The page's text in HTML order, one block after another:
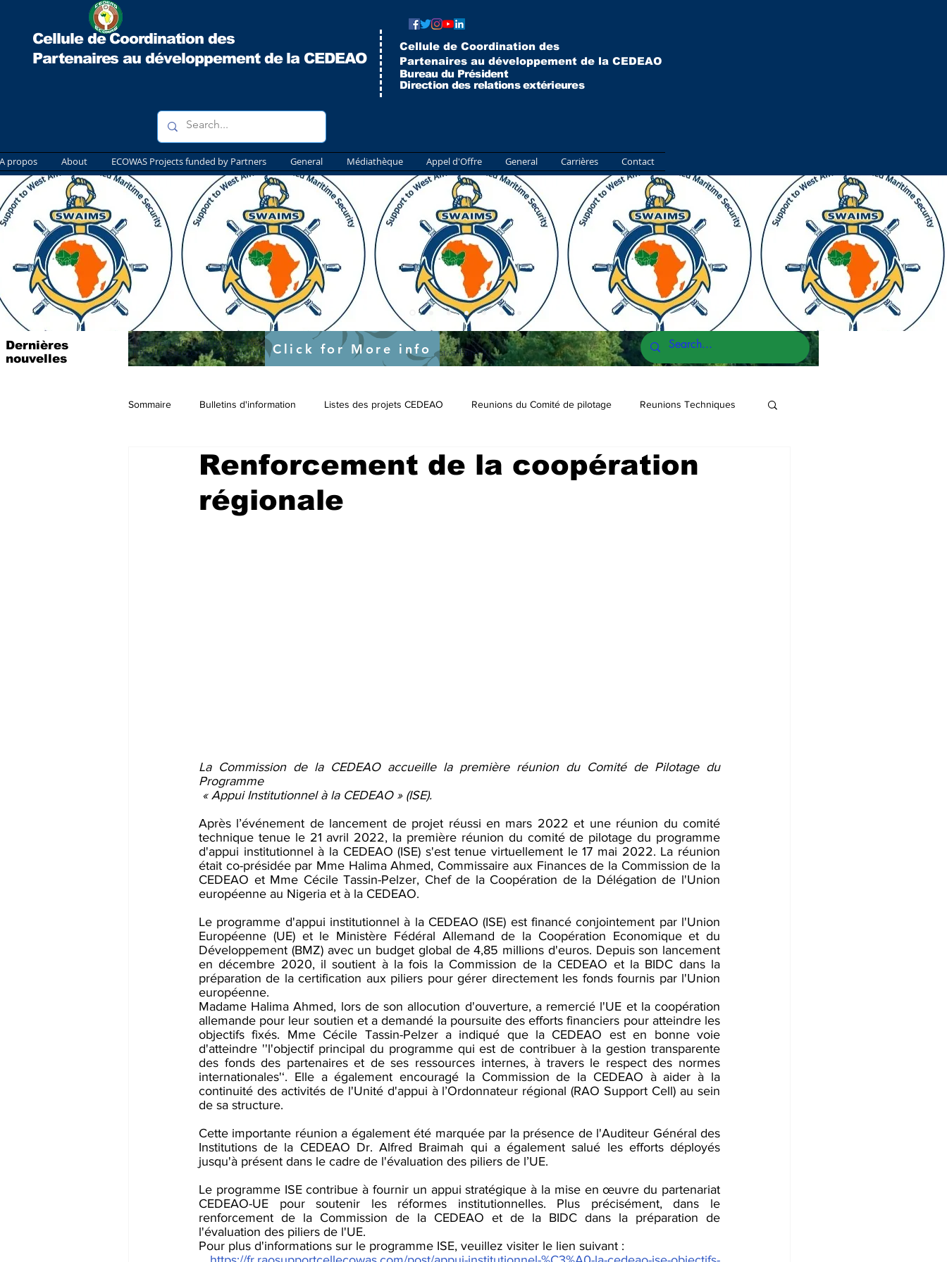
Cellule de Coordination des
Partenaires au développement de la CEDEAO
Cellule de Coordination des
Partenaires au développement de la CEDEAO
Bureau du Président
Direction des relations extérieures
A propos About ECOWAS Projects funded by Partners General Médiathèque Appel d'Offre General Carrières Contact
Dernières
nouvelles
Lancement officiel du projet ISE prévu pour le 4 Mars
https://fr.raosupportcellecowas.com/post/institutional-support-to-ecowas-specific-objective-1-and-3
Click for More info
Sommaire Bulletins d'information Listes des projets CEDEAO Reunions du Comité de pilotage Reunions Techniques
Renforcement de la coopération
régionale
La Commission de la CEDEAO accueille la première réunion du Comité de Pilotage du
Programme
« Appui Institutionnel à la CEDEAO » (ISE).
Après l’événement de lancement de projet réussi en mars 2022 et une réunion du comité
technique tenue le 21 avril 2022, la première réunion du comité de pilotage du programme
d'appui institutionnel à la CEDEAO (ISE) s'est tenue virtuellement le 17 mai 2022. La réunion
était co-présidée par Mme Halima Ahmed, Commissaire aux Finances de la Commission de la
CEDEAO et Mme Cécile Tassin-Pelzer, Chef de la Coopération de la Délégation de l'Union
européenne au Nigeria et à la CEDEAO.
Le programme d'appui institutionnel à la CEDEAO (ISE) est financé conjointement par l'Union
Européenne (UE) et le Ministère Fédéral Allemand de la Coopération Economique et du
Développement (BMZ) avec un budget global de 4,85 millions d'euros. Depuis son lancement
en décembre 2020, il soutient à la fois la Commission de la CEDEAO et la BIDC dans la
préparation de la certification aux piliers pour gérer directement les fonds fournis par l'Union
européenne.
Madame Halima Ahmed, lors de son allocution d'ouverture, a remercié l'UE et la coopération
allemande pour leur soutien et a demandé la poursuite des efforts financiers pour atteindre les
objectifs fixés. Mme Cécile Tassin-Pelzer a indiqué que la CEDEAO est en bonne voie
d'atteindre ''l'objectif principal du programme qui est de contribuer à la gestion transparente
des fonds des partenaires et de ses ressources internes, à travers le respect des normes
internationales'‘. Elle a également encouragé la Commission de la CEDEAO à aider à la
continuité des activités de l'Unité d'appui à l’Ordonnateur régional (RAO Support Cell) au sein
de sa structure.
Cette importante réunion a également été marquée par la présence de l'Auditeur Général des
Institutions de la CEDEAO Dr. Alfred Braimah qui a également salué les efforts déployés
jusqu'à présent dans le cadre de l'évaluation des piliers de l’UE.
Le programme ISE contribue à fournir un appui stratégique à la mise en œuvre du partenariat
CEDEAO-UE pour soutenir les réformes institutionnelles. Plus précisément, dans le
renforcement de la Commission de la CEDEAO et de la BIDC dans la préparation de
l'évaluation des piliers de l'UE.
Pour plus d'informations sur le programme ISE, veuillez visiter le lien suivant :